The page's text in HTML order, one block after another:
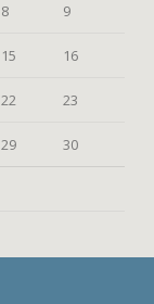
8 9
15 16
22 23
29 30